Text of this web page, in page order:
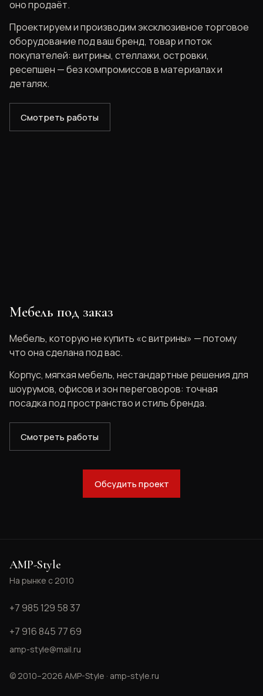
оно продаёт.
Проектируем и производим эксклюзивное торговое
оборудование под ваш бренд, товар и поток
покупателей: витрины, стеллажи, островки,
ресепшен — без компромиссов в материалах и
деталях.
Смотреть работы
Мебель под заказ
Мебель, которую не купить «с витрины» — потому
что она сделана под вас.
Корпус, мягкая мебель, нестандартные решения для
шоурумов, офисов и зон переговоров: точная
посадка под пространство и стиль бренда.
Смотреть работы
Обсудить проект
AMP-Style
На рынке с 2010
+7 985 129 58 37
+7 916 845 77 69
amp-style@mail.ru
© 2010–2026 AMP-Style · amp-style.ru